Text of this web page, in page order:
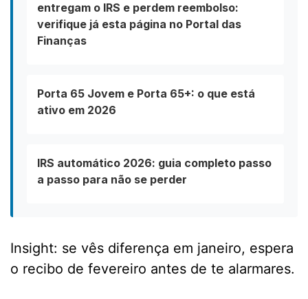
entregam o IRS e perdem reembolso:
verifique já esta página no Portal das
Finanças
Porta 65 Jovem e Porta 65+: o que está
ativo em 2026
IRS automático 2026: guia completo passo
a passo para não se perder
Insight: se vês diferença em janeiro, espera
o recibo de fevereiro antes de te alarmares.